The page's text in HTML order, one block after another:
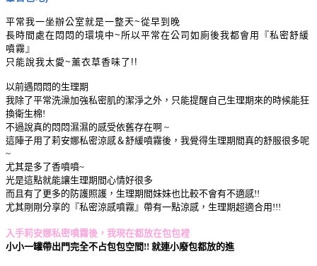
平常我一坐辦公室就是一整天~從早到晚
長時間處在悶悶的環境中~所以平常在公司如廁後我都會用『私密舒緩
噴霧』
只能說我太愛~薰衣草香味了!!
以前遇悶悶的生理期
我除了平常洗澡加強私密肌的潔淨之外，只能提醒自己生理期來的時候能狂
換衛生棉!
不過說真的悶悶濕濕的感受依舊存在啊 ~
這陣子用了莉安娜私密涼感＆舒緩噴霧後，我覺得生理期間真的舒服很多呢
~
尤其是多了香噴噴~
光是這點就能讓生理期間心情好很多
而且有了更多的防護照護，生理期間妹妹也比較不會有不適感!!
尤其剛剛分享的 『私密涼感噴霧』帶有一點涼感， 生理期超適合用!!!
入手莉安娜私密噴霧後，我現在都放在包包裡
小小一罐帶出門完全不占包包空間!! 就連小廢包都放的進